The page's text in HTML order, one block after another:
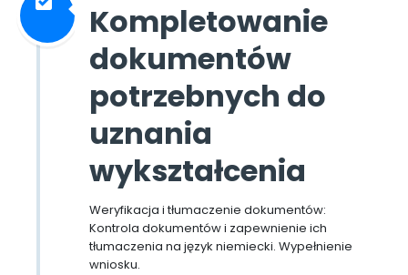
Kompletowanie
dokumentów
potrzebnych do
uznania
wykształcenia
Weryfikacja i tłumaczenie dokumentów:
Kontrola dokumentów i zapewnienie ich
tłumaczenia na język niemiecki. Wypełnienie
wniosku.